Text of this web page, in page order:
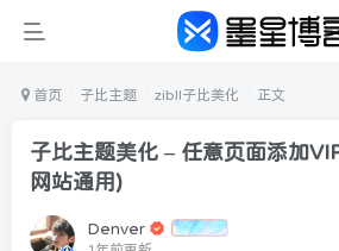
首页 子比主题 zibll子比美化 正文
子比主题美化 – 任意页面添加
网站通用)
Denver